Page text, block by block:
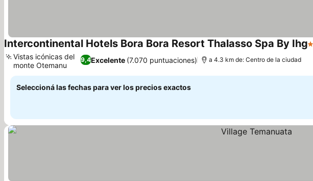
Intercontinental Hotels Bora Bora Resort Thalasso Spa By Ihg
9,4Excelente (7.070 puntuaciones)
Vistas icónicas del
monte Otemanu
a 4.3 km de: Centro de la ciudad
Seleccioná las fechas para ver los precios exactos